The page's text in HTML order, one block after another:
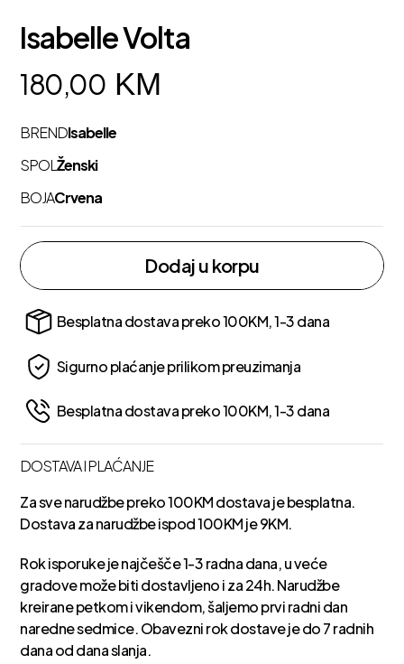
Isabelle Volta
180,00 KM
BRENDIsabelle
SPOLŽenski
BOJACrvena
Dodaj u korpu
Besplatna dostava preko 100KM, 1-3 dana
Sigurno plaćanje prilikom preuzimanja
Besplatna dostava preko 100KM, 1-3 dana
DOSTAVA I PLAĆANJE
Za sve narudžbe preko 100KM dostava je besplatna.
Dostava za narudžbe ispod 100KM je 9KM.
Rok isporuke je najčešče 1-3 radna dana, u veće
gradove može biti dostavljeno i za 24h. Narudžbe
kreirane petkom i vikendom, šaljemo prvi radni dan
naredne sedmice. Obavezni rok dostave je do 7 radnih
dana od dana slanja.